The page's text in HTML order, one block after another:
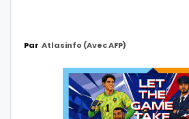
Par Atlasinfo (avec AFP)